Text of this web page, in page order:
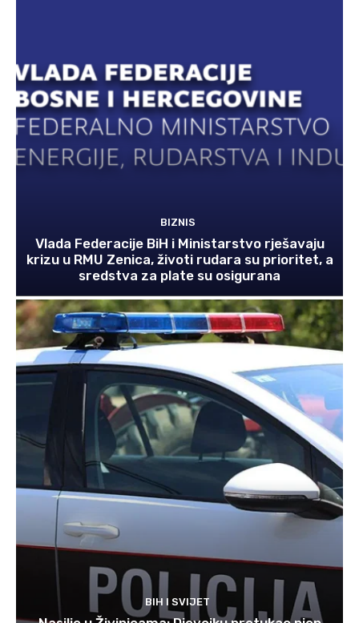
BIZNIS
Vlada Federacije BiH i Ministarstvo rješavaju
krizu u RMU Zenica, životi rudara su prioritet, a
sredstva za plate su osigurana
BIH I SVIJET